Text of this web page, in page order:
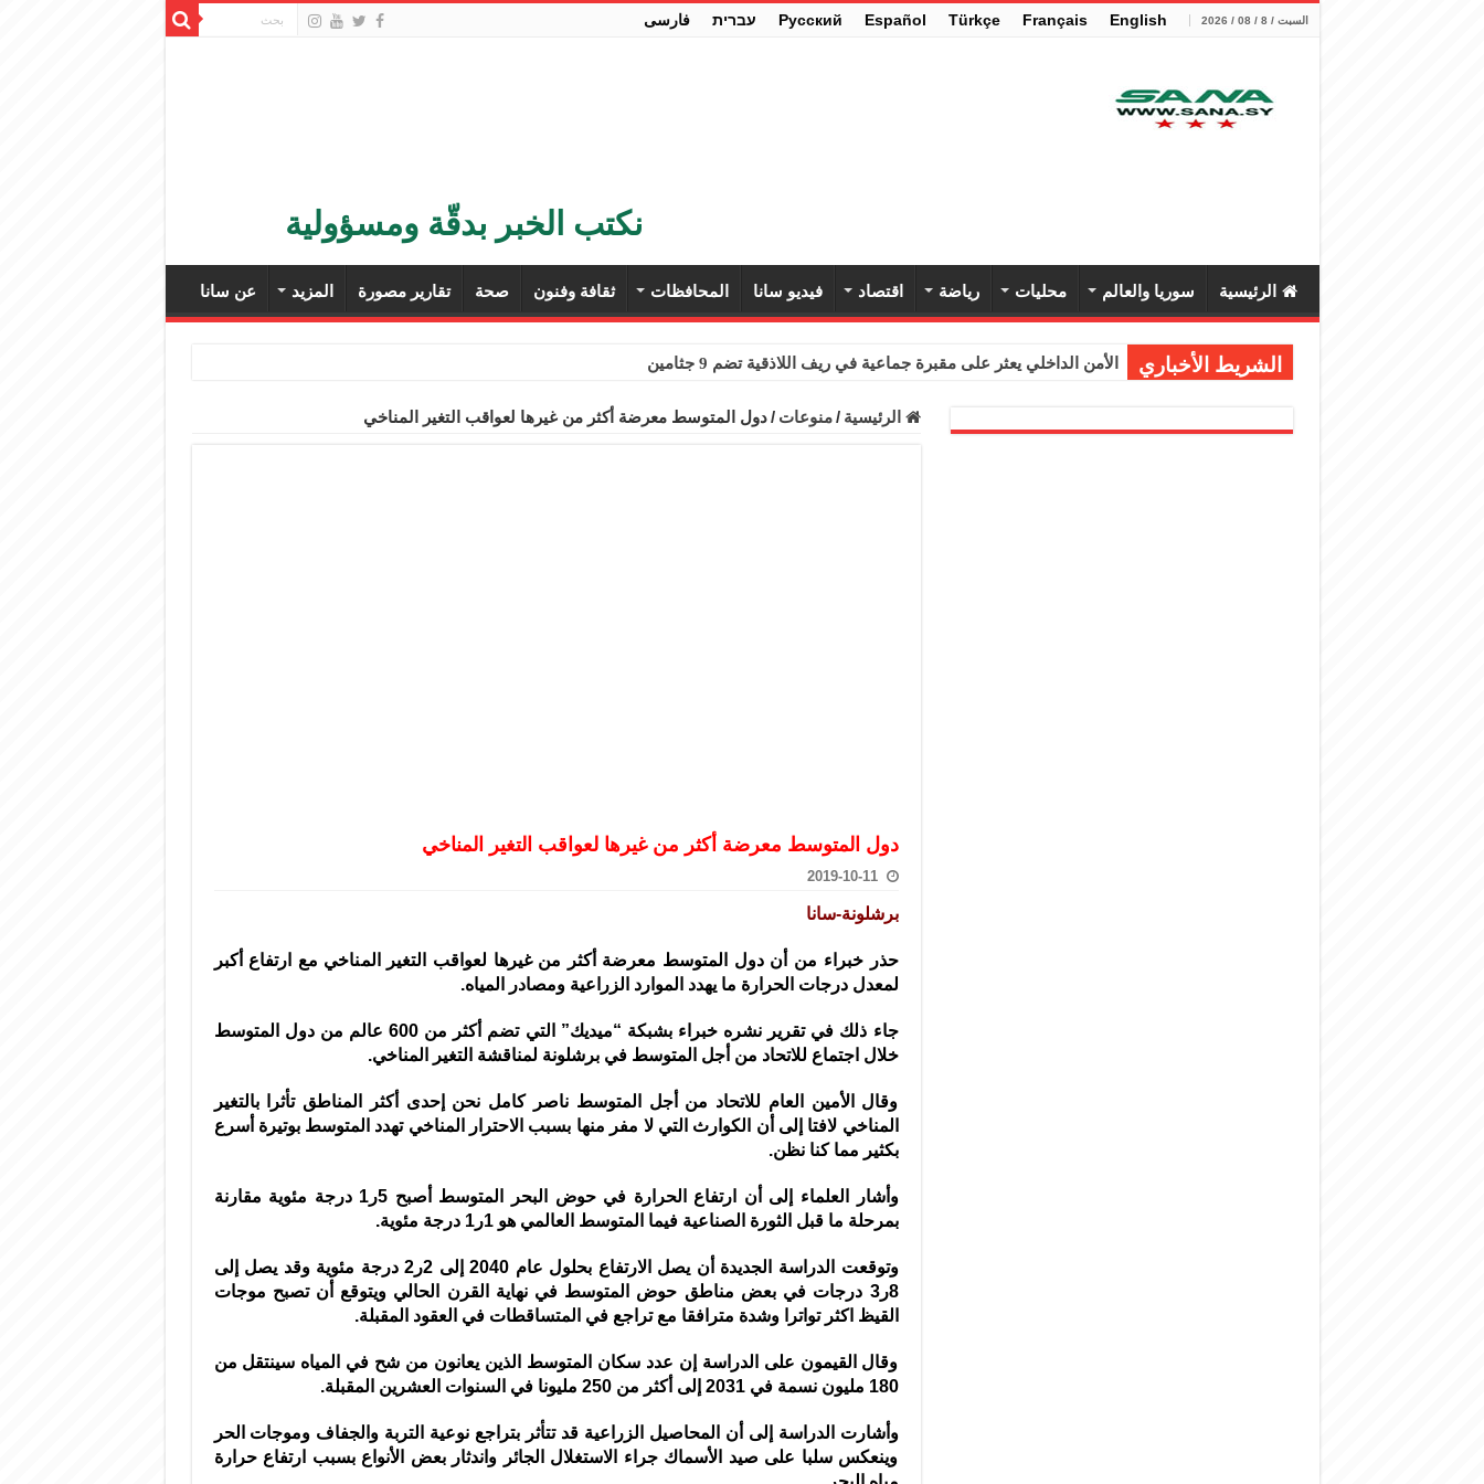
السبت / 8 / 08 / 2026 English
Français
Türkçe
Español
Pусский עברית فارسی
نكتب الخبر بدقّة ومسؤولية
الرئيسية سوريا والعالم محليات رياضة اقتصاد فيديو سانا المحافظات ثقافة وفنون صحة تقارير مصورة المزيد عن سانا
الشريط الأخباري الأمن الداخلي يعثر على مقبرة جماعية في ريف اللاذقية تضم 9 جثامين
برنية: مرسوم بإعفاء مستهلكي الكهرباء المنزلية والتجارية والصناعية من الرسوم
الرئيسية / منوعات / دول المتوسط معرضة أكثر من غيرها لعواقب التغير المناخي
دول المتوسط معرضة أكثر من غيرها لعواقب التغير المناخي
2019-10-11
برشلونة-سانا
حذر خبراء من أن دول المتوسط معرضة أكثر من غيرها لعواقب التغير المناخي مع ارتفاع أكبر
لمعدل درجات الحرارة ما يهدد الموارد الزراعية ومصادر المياه.
جاء ذلك في تقرير نشره خبراء بشبكة “ميديك” التي تضم أكثر من 600 عالم من دول المتوسط
خلال اجتماع للاتحاد من أجل المتوسط في برشلونة لمناقشة التغير المناخي.
وقال الأمين العام للاتحاد من أجل المتوسط ناصر كامل نحن إحدى أكثر المناطق تأثرا بالتغير
المناخي لافتا إلى أن الكوارث التي لا مفر منها بسبب الاحترار المناخي تهدد المتوسط بوتيرة أسرع
بكثير مما كنا نظن.
وأشار العلماء إلى أن ارتفاع الحرارة في حوض البحر المتوسط أصبح 5ر1 درجة مئوية مقارنة
بمرحلة ما قبل الثورة الصناعية فيما المتوسط العالمي هو 1ر1 درجة مئوية.
وتوقعت الدراسة الجديدة أن يصل الارتفاع بحلول عام 2040 إلى 2ر2 درجة مئوية وقد يصل إلى
8ر3 درجات في بعض مناطق حوض المتوسط في نهاية القرن الحالي ويتوقع أن تصبح موجات
القيظ اكثر تواترا وشدة مترافقا مع تراجع في المتساقطات في العقود المقبلة.
وقال القيمون على الدراسة إن عدد سكان المتوسط الذين يعانون من شح في المياه سينتقل من
180 مليون نسمة في 2031 إلى أكثر من 250 مليونا في السنوات العشرين المقبلة.
وأشارت الدراسة إلى أن المحاصيل الزراعية قد تتأثر بتراجع نوعية التربة والجفاف وموجات الحر
وينعكس سلبا على صيد الأسماك جراء الاستغلال الجائر واندثار بعض الأنواع بسبب ارتفاع حرارة